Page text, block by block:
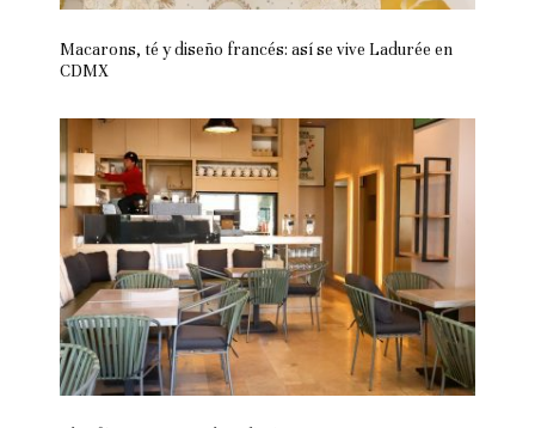
Macarons, té y diseño francés: así se vive Ladurée en
CDMX